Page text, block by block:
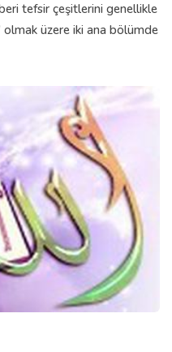
tefsir çeşitlerini genellikle
üzere iki ana bölümde